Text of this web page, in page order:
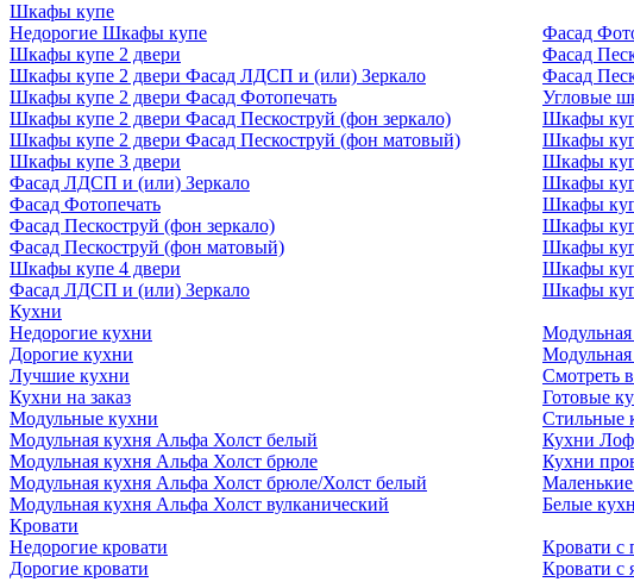
Шкафы купе
Недорогие Шкафы купе
Шкафы купе 2 двери
Шкафы купе 2 двери Фасад ЛДСП и (или) Зеркало
Шкафы купе 2 двери Фасад Фотопечать
Шкафы купе 2 двери Фасад Пескоструй (фон зеркало)
Шкафы купе 2 двери Фасад Пескоструй (фон матовый)
Шкафы купе 3 двери
Фасад ЛДСП и (или) Зеркало
Фасад Фотопечать
Фасад Пескоструй (фон зеркало)
Фасад Пескоструй (фон матовый)
Шкафы купе 4 двери
Фасад ЛДСП и (или) Зеркало
Фасад
Фасад
Фасад
Угловые
Шкафы
Шкафы
Шкафы
Шкафы
Шкафы
Шкафы
Шкафы
Шкафы
Шкафы
Кухни
Недорогие кухни
Дорогие кухни
Лучшие кухни
Кухни на заказ
Модульные кухни
Модульная кухня Альфа Холст белый
Модульная кухня Альфа Холст брюле
Модульная кухня Альфа Холст брюле/Холст белый
Модульная кухня Альфа Холст вулканический
Смотреть
Готовые
Стильные
Кухни
Кухни
Белые
Кровати
Недорогие кровати
Дорогие кровати
Кровати с
Кровати с